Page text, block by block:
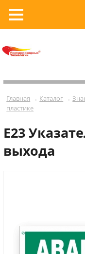
Главная → Каталог →
пластике
Е23
выхода